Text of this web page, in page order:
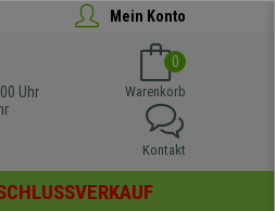
Mein Konto
Uhr
0
Warenkorb
Kontakt